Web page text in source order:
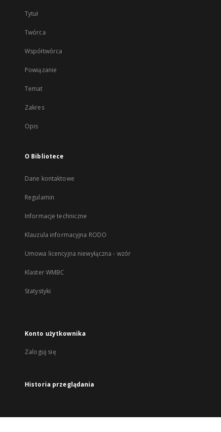
Tytuł
Twórca
Współtwórca
Powiązanie
Temat
Zakres
Opis
O Bibliotece
Dane kontaktowe
Regulamin
Informacje techniczne
Klauzula informacyjna RODO
Umowa licencyjna niewyłączna - wzór
Klaster WMBC
Statystyki
Konto użytkownika
Zaloguj się
Historia przeglądania